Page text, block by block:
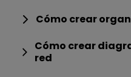
Cómo crear
Cómo crear
red